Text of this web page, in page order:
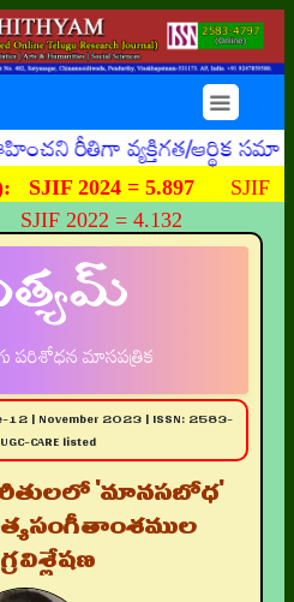
☰
ఆర్థిక సమాచారాన్ని
SJIF 2024 = 5.897 SJIF
2022 = 4.132
పరిశోధన మాసపత్రిక
12 | November 2023 | ISSN: 2583-
CARE listed
'మానసబోధ'